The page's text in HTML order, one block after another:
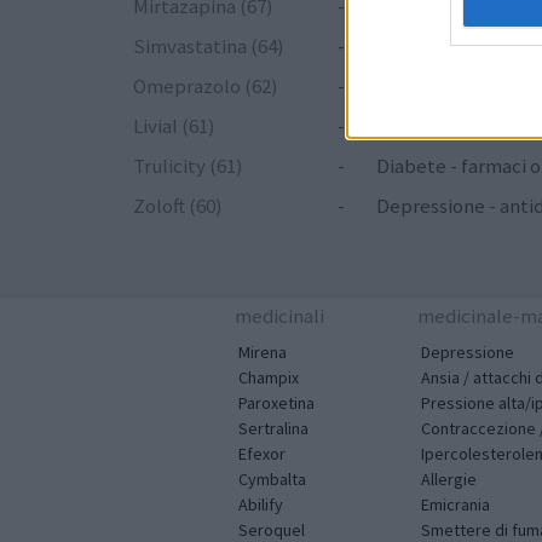
Mirtazapina (67)
-
Depressione -
Simvastatina (64)
-
Colesterolo
Omeprazolo (62)
-
Acidità gastrica -
Livial (61)
-
Trulicity (61)
-
Diabete - farmaci
Zoloft (60)
- Depressione -
medicinali
Mirena
Champix
Paroxetina
Sertralina
Efexor
Cymbalta
Abilify
Seroquel
medicinale-
Depressione
Ansia / attacchi
Pressione alta/
Contraccezione
Allergie
Emicrania
Smettere di